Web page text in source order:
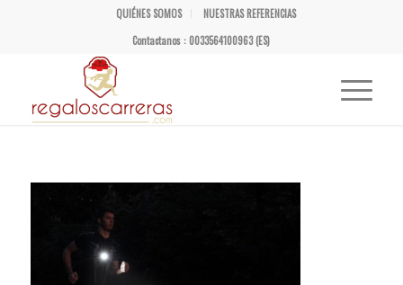
QUIÉNES SOMOS
NUESTRAS REFERENCIAS
Contactanos : 0033564100963 (ES)